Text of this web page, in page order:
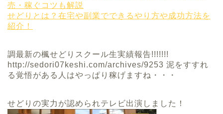
売・稼ぐコツも解説
せどりとは？在宅や副業でできるやり方や成功方法を
紹介！
調最新の楓せどりスクール生実績報告!!!!!!!
http://sedori07keshi.com/archives/9253 泥をすすれ
る覚悟がある人はやっぱり稼げますね・・・
せどりの実力が認められテレビ出演しました！